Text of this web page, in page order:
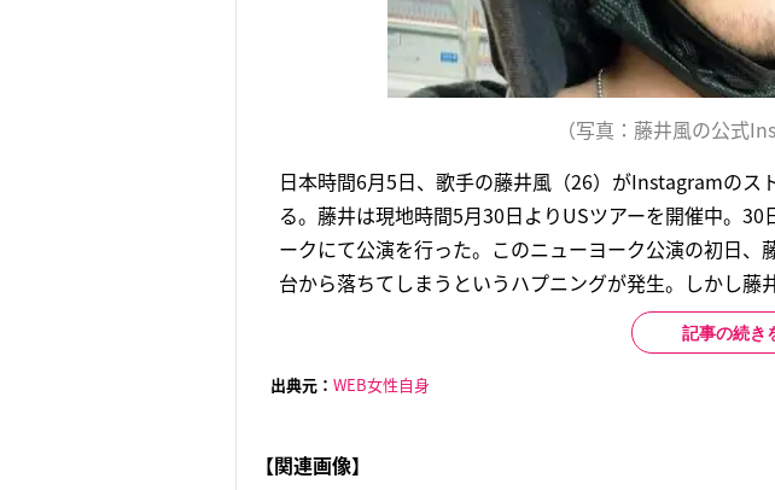
（写真：藤井風の公式
日本時間6月5日、歌手の藤井風（26）がInstagramのス
る。藤井は現地時間5月30日よりUSツアーを開催中。
ークにて公演を行った。このニューヨーク公演の初日、
台から落ちてしまうというハプニングが発生。しかし藤
記事の続き
出典元： WEB女性自身
【関連画像】